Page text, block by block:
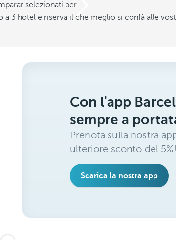
selezionati per
a 3 hotel e riserva il che meglio si confà alle
Con l'app
sempre a
Prenota sulla nostra
ulteriore sconto del 5%!
Scarica la nostra app